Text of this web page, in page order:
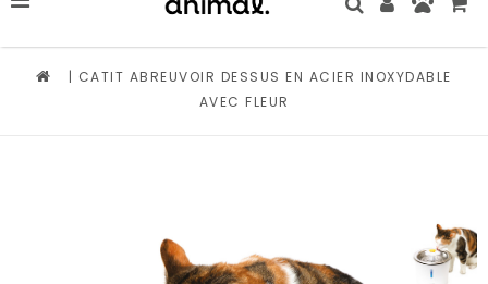
| CATIT ABREUVOIR DESSUS EN ACIER INOXYDABLE
AVEC FLEUR